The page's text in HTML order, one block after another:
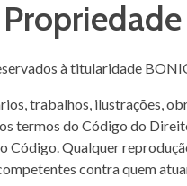
à titularidade
trabalhos, ilustrações,
termos do Código do
Código. Qualquer
contra quem